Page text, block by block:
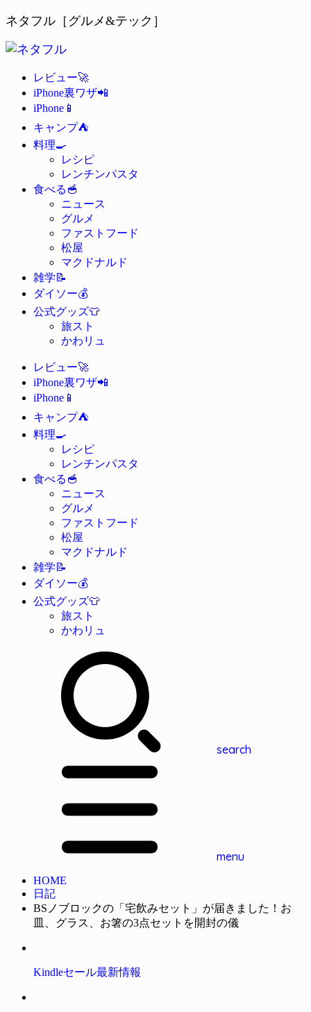
ネタフル［グルメ&テック］
レビュー🚀
iPhone裏ワザ📲
iPhone 📱
キャンプ⛺
料理🍳
レシピ
レンチンパスタ
食べる 🥣
ニュース
グルメ
ファストフード
松屋
マクドナルド
雑学📝
ダイソー💰
公式グッズ👕
旅スト
かわリュ
レビュー🚀
iPhone裏ワザ📲
iPhone 📱
キャンプ⛺
料理🍳
レシピ
レンチンパスタ
食べる 🥣
ニュース
グルメ
ファストフード
松屋
マクドナルド
雑学📝
ダイソー💰
公式グッズ👕
旅スト
かわリュ
search
menu
HOME
日記
BSノブロックの「宅飲みセット」が届きました！お
皿、グラス、お箸の3点セットを開封の儀
Kindleセール最新情報